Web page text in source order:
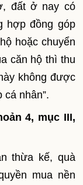
đất ở nay có
hợp đồng góp
hoặc chuyển
căn hộ thì thu
không được
cá nhân”.
4, mục III,
thừa kế, quà
mua nền